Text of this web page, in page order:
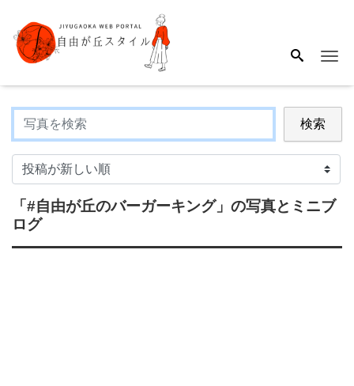
検索
「#自由が丘のバーガーキング」 の写真とミニブ
ログ